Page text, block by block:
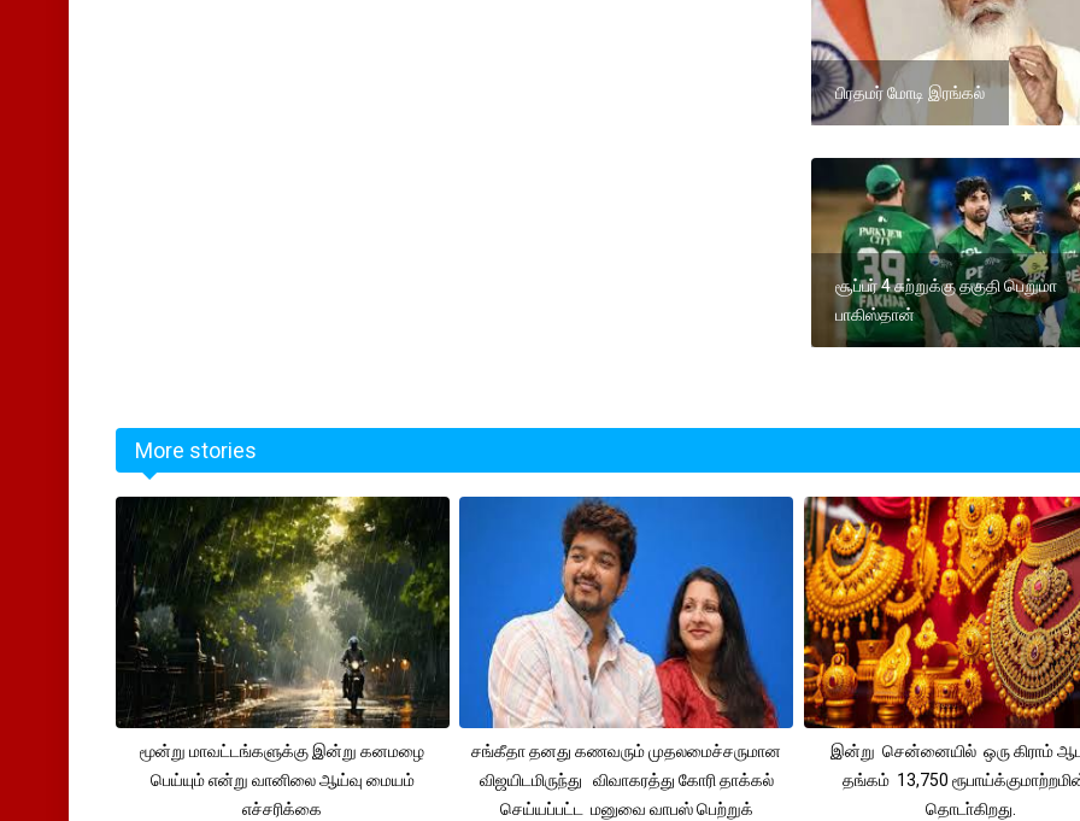
பிரதமர் மோடி இரங்கல்
சூப்பர் 4 சுற்றுக்கு தகுதி பெறுமா
பாகிஸ்தான்
More stories
மூன்று மாவட்டங்களுக்கு இன்று கனமழை
பெய்யும் என்று வானிலை ஆய்வு மையம்
எச்சரிக்கை
சங்கீதா தனது கணவரும் முதலமைச்சருமான
விஜயிடமிருந்து விவாகரத்து கோரி தாக்கல்
செய்யப்பட்ட மனுவை வாபஸ் பெற்றுக்
இன்று சென்னையில் ஒரு கிராம்
தங்கம் 13,750
தொடா்கிறது.